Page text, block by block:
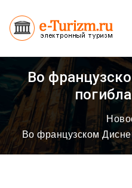
Во
Во французском